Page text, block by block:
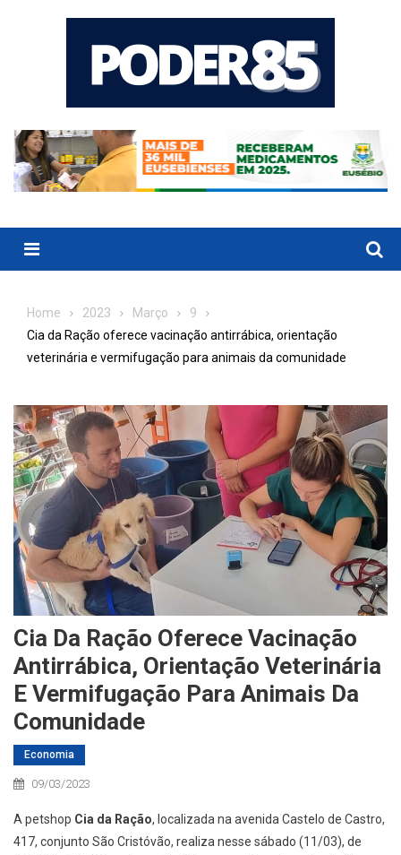
Menu
Home 2023 Março
9
Cia da Ração oferece vacinação antirrábica, orientação
veterinária e vermifugação para animais da comunidade
Cia Da Ração Oferece Vacinação
Antirrábica, Orientação Veterinária
E Vermifugação Para Animais Da
Comunidade
Economia
09/03/2023
A petshop Cia da Ração, localizada na avenida Castelo de Castro,
417, conjunto São Cristóvão, realiza nesse sábado (11/03), de